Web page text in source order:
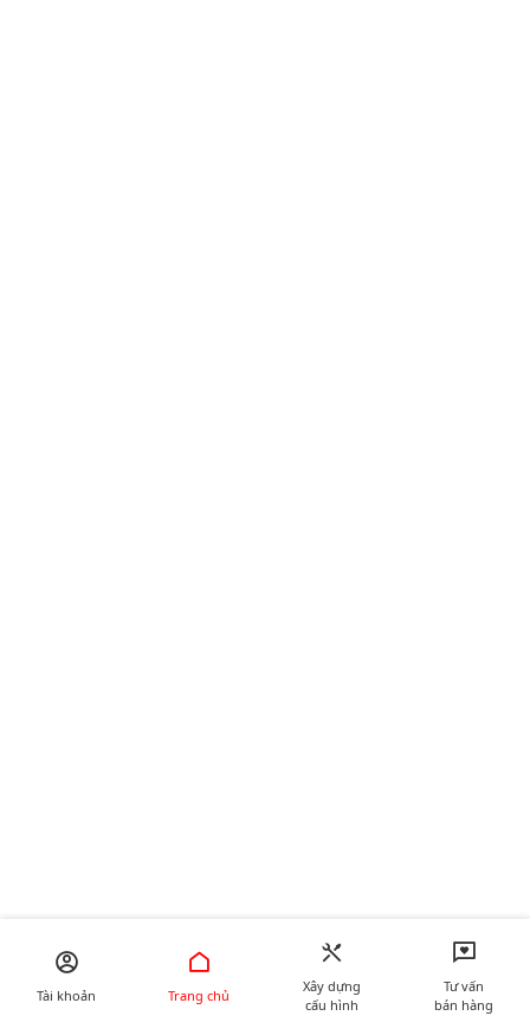
Tài khoản Trang chủ
Xây dựng
cấu hình
Tư vấn
bán hàng